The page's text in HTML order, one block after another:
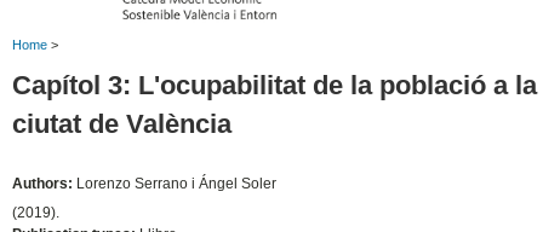
Home >
Capítol 3: L'ocupabilitat de la població a la
ciutat de València
Authors: Lorenzo Serrano i Ángel Soler
(2019).